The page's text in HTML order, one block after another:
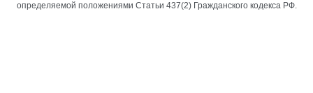
определяемой положениями Статьи 437(2) Гражданского кодекса РФ.